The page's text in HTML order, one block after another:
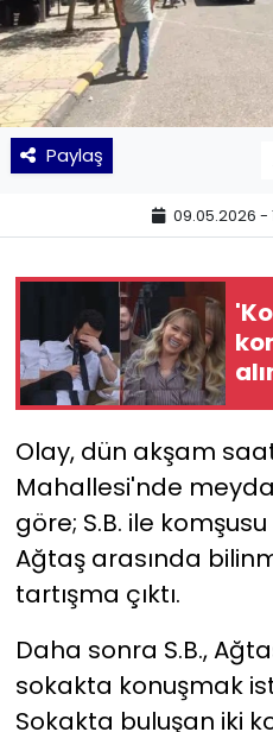
Paylaş
09.05.2026 -
Olay, dün akşam
Mahallesi'nde
göre; S.B. ile
Ağtaş arasında
tartışma çıktı.
Daha sonra S.B.,
sokakta konuşmak
Sokakta buluşan iki
POLİTİKA
SAĞLIK
Siyaset
TEKNOLOJİ
Yaşam
YEREL POLİTİKA
YEREL YÖNETİMLER
Yurt